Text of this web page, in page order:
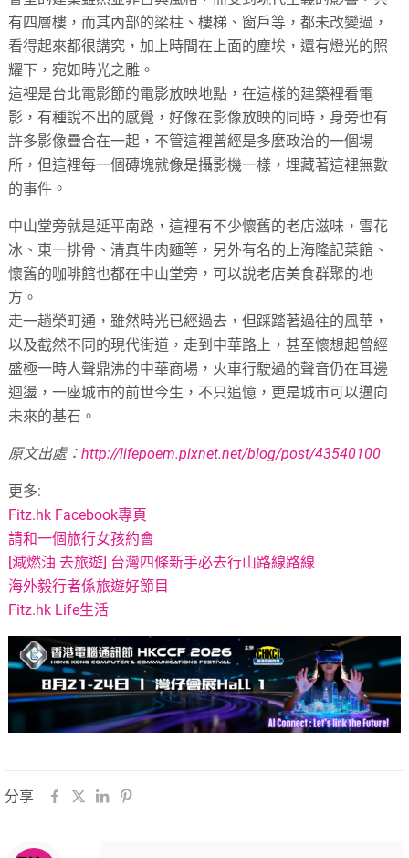
有四層樓，而其內部的梁柱、樓梯、窗戶等，都未改變過，
看得起來都很講究，加上時間在上面的塵埃，還有燈光的照
耀下，宛如時光之雕。
這裡是台北電影節的電影放映地點，在這樣的建築裡看電
影，有種說不出的感覺，好像在影像放映的同時，身旁也有
許多影像疊合在一起，不管這裡曾經是多麼政治的一個場
所，但這裡每一個磚塊就像是攝影機一樣，埋藏著這裡無數
的事件。
中山堂旁就是延平南路，這裡有不少懷舊的老店滋味，雪花
冰、東一排骨、清真牛肉麵等，另外有名的上海隆記菜館、
懷舊的咖啡館也都在中山堂旁，可以說老店美食群聚的地
方。
走一趟榮町通，雖然時光已經過去，但踩踏著過往的風華，
以及截然不同的現代街道，走到中華路上，甚至懷想起曾經
盛極一時人聲鼎沸的中華商場，火車行駛過的聲音仍在耳邊
迴盪，一座城市的前世今生，不只追憶，更是城市可以邁向
未來的基石。
原文出處：http://lifepoem.pixnet.net/blog/post/43540100
更多:
Fitz.hk Facebook專頁
請和一個旅行女孩約會
[減燃油 去旅遊] 台灣四條新手必去行山路線路線
海外毅行者係旅遊好節目
Fitz.hk Life生活
分享